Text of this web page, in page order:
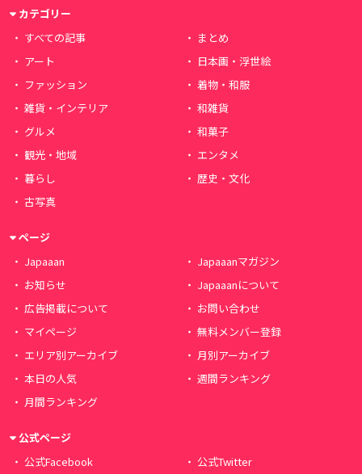
カテゴリー
すべての記事
まとめ
アート
日本画・浮世絵
ファッション
着物・和服
雑貨・インテリア
和雑貨
グルメ
和菓子
観光・地域
エンタメ
暮らし
歴史・文化
古写真
ページ
Japaaan
Japaaanマガジン
お知らせ
Japaaanについて
広告掲載について
お問い合わせ
マイページ
無料メンバー登録
エリア別アーカイブ
月別アーカイブ
本日の人気
週間ランキング
月間ランキング
公式ページ
公式Facebook
公式Twitter